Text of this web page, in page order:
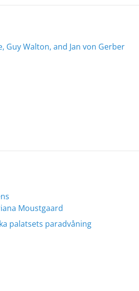
Walton, and Jan von Gerber
Moustgaard
palatsets paradvåning